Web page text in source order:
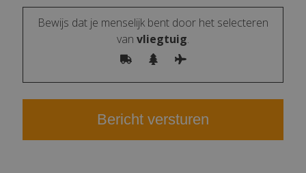
Bewijs dat je menselijk bent door het selecteren
van vliegtuig.